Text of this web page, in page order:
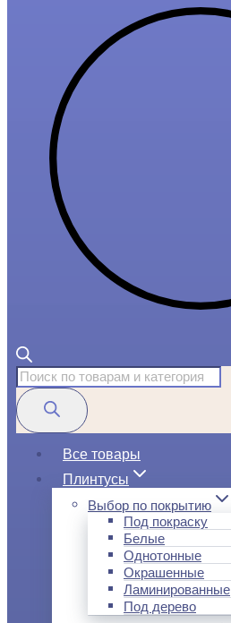
Поиск
товаров
Все товары
Плинтусы
Выбор по покрытию
Под покраску
Белые
Однотонные
Окрашенные
Ламинированные
Под дерево